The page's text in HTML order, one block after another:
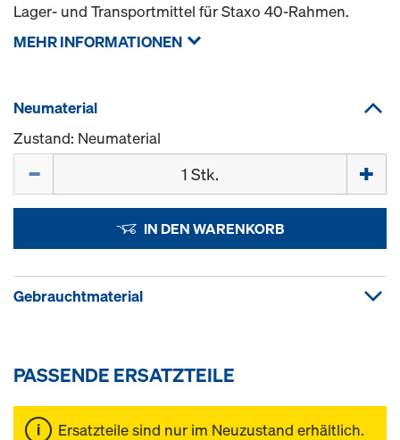
Lager- und Transportmittel für Staxo 40-Rahmen.
MEHR INFORMATIONEN
Neumaterial
Zustand: Neumaterial
IN DEN WARENKORB
Gebrauchtmaterial
PASSENDE ERSATZTEILE
Ersatzteile sind nur im Neuzustand erhältlich.